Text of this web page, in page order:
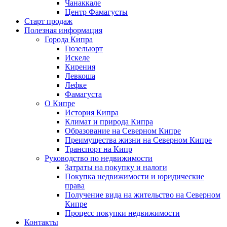
Чанаккале
Центр Фамагусты
Старт продаж
Полезная информация
Города Кипра
Гюзельюрт
Искеле
Кирения
Левкоша
Лефке
Фамагуста
О Кипре
История Кипра
Климат и природа Кипра
Образование на Северном Кипре
Преимущества жизни на Северном Кипре
Транспорт на Кипр
Руководство по недвижимости
Затраты на покупку и налоги
Покупка недвижимости и юридические
права
Получение вида на жительство на Северном
Кипре
Процесс покупки недвижимости
Контакты